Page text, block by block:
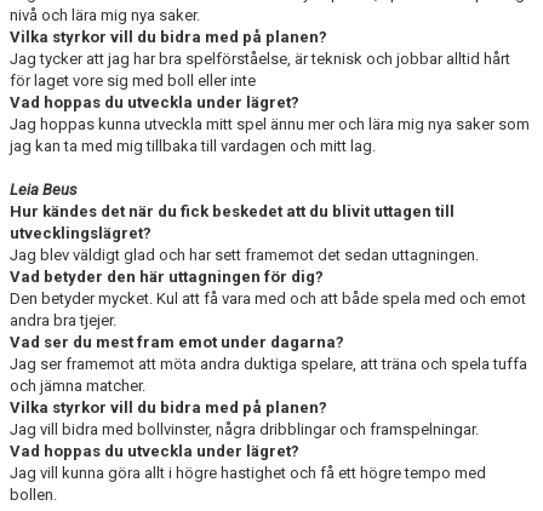
nivå och lära mig nya saker.
Vilka styrkor vill du bidra med på planen?
Jag tycker att jag har bra spelförståelse, är teknisk och jobbar alltid hårt
för laget vore sig med boll eller inte
Vad hoppas du utveckla under lägret?
Jag hoppas kunna utveckla mitt spel ännu mer och lära mig nya saker som
jag kan ta med mig tillbaka till vardagen och mitt lag.
Leia Beus
Hur kändes det när du fick beskedet att du blivit uttagen till
utvecklingslägret?
Jag blev väldigt glad och har sett framemot det sedan uttagningen.
Vad betyder den här uttagningen för dig?
Den betyder mycket. Kul att få vara med och att både spela med och emot
andra bra tjejer.
Vad ser du mest fram emot under dagarna?
Jag ser framemot att möta andra duktiga spelare, att träna och spela tuffa
och jämna matcher.
Vilka styrkor vill du bidra med på planen?
Jag vill bidra med bollvinster, några dribblingar och framspelningar.
Vad hoppas du utveckla under lägret?
Jag vill kunna göra allt i högre hastighet och få ett högre tempo med
bollen.